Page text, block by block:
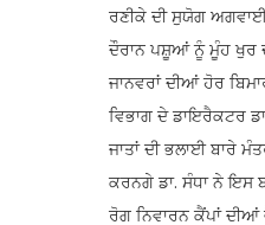
ਰਣੀਕੇ ਦੀ ਸੁਯੋਗ
ਦੌਰਾਨ ਪਸ਼ੂਆਂ ਨੂੰ ਮੂੰਹ ਖੁਰ
ਜਾਨਵਰਾਂ ਦੀਆਂ ਹੋਰ
ਵਿਭਾਗ ਦੇ ਡਾਇਰੈਕਟਰ
ਜਾਤਾਂ ਦੀ ਭਲਾਈ ਬਾਰੇ
ਕਰਨਗੇ ਡਾ. ਸੰਧਾ ਨੇ ਇਸ
ਰੋਗ ਨਿਵਾਰਨ ਕੈਂਪਾਂ ਦੀਆਂ